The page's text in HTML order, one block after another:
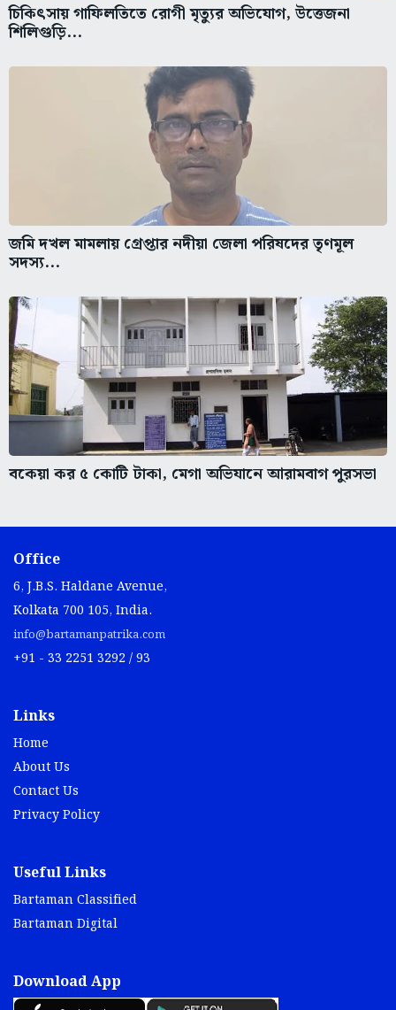
চিকিৎসায় গাফিলতিতে রোগী মৃত্যুর অভিযোগ, উত্তেজনা
শিলিগুড়ি...
জমি দখল মামলায় গ্রেপ্তার নদীয়া জেলা পরিষদের তৃণমূল
সদস্য...
বকেয়া কর ৫ কোটি টাকা, মেগা অভিযানে আরামবাগ পুরসভা
Office
6, J.B.S. Haldane Avenue,
Kolkata 700 105, India.
info@bartamanpatrika.com
+91 - 33 2251 3292 / 93
Links
Home
About Us
Contact Us
Privacy Policy
Useful Links
Bartaman Classified
Bartaman Digital
Download App